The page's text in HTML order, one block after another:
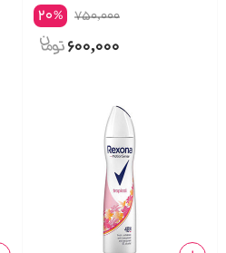
750,000
20%
600,000